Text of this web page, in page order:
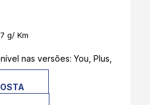
g/ Km
nas versões: You, Plus,